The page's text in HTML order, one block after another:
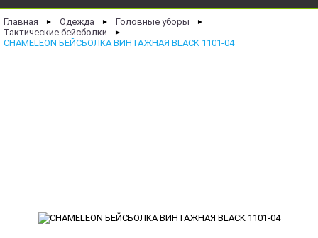
Главная ► Одежда ► Головные уборы ►
Тактические бейсболки ►
CHAMELEON БЕЙСБОЛКА ВИНТАЖНАЯ BLACK 1101-04